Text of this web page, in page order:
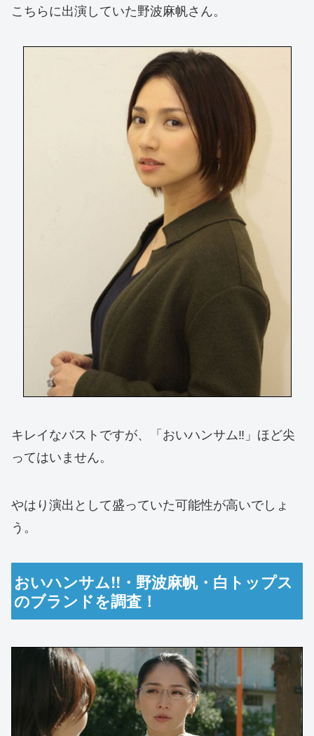
こちらに出演していた野波麻帆さん。
キレイなバストですが、「おいハンサム‼」ほど尖
ってはいません。
やはり演出として盛っていた可能性が高いでしょ
う。
おいハンサム!!・野波麻帆・白トップス
のブランドを調査！